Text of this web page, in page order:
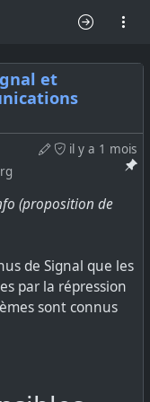
et
il y a 1 mois
(proposition de
de Signal que les
par la répression
sont connus